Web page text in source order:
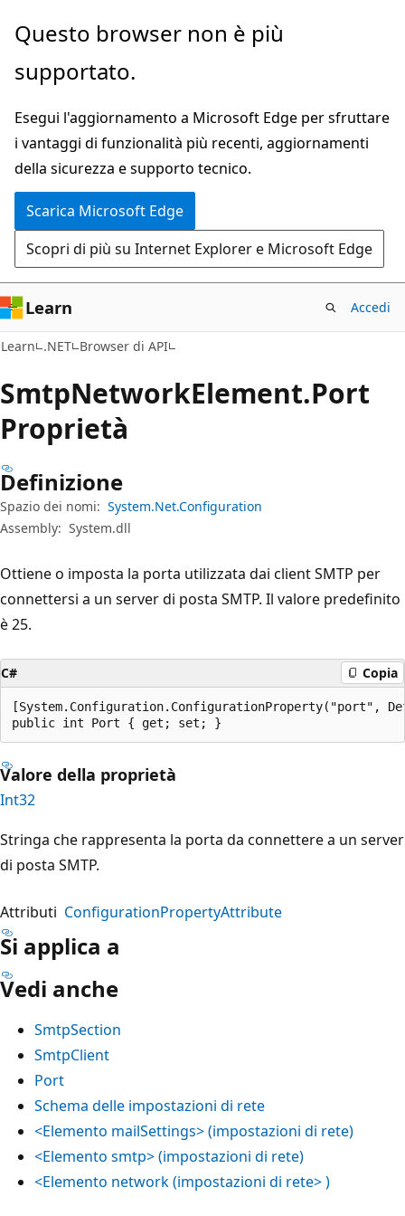
Ignora
passa
contenuto
principale
Passare
allo
spostamento
pagina
Questo browser non è più
supportato.
Esegui l'aggiornamento a Microsoft Edge per sfruttare
i vantaggi di funzionalità più recenti, aggiornamenti
della sicurezza e supporto tecnico.
Scarica Microsoft Edge
Scopri di più su Internet Explorer e Microsoft Edge
Learn Accedi
Learn .NET Browser di API
SmtpNetworkElement.Port
Proprietà
Definizione
Spazio dei nomi: System.Net.Configuration
Assembly: System.dll
Ottiene o imposta la porta utilizzata dai client SMTP per
connettersi a un server di posta SMTP. Il valore predefinito
è 25.
C# Copia
[System.Configuration.ConfigurationProperty("port",
public int Port { get; set; }
Valore della proprietà
Int32
Stringa che rappresenta la porta da connettere a un server
di posta SMTP.
Attributi ConfigurationPropertyAttribute
Si applica a
Vedi anche
SmtpSection
SmtpClient
Port
Schema delle impostazioni di rete
<Elemento mailSettings> (impostazioni di rete)
<Elemento smtp> (impostazioni di rete)
<Elemento network (impostazioni di rete> )